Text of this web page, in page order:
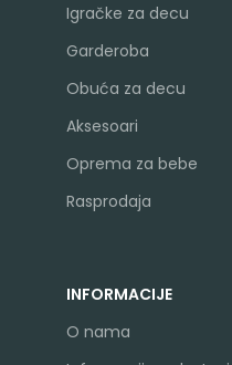
Igračke za decu
Garderoba
Obuća za decu
Aksesoari
Oprema za bebe
Rasprodaja
INFORMACIJE
O nama